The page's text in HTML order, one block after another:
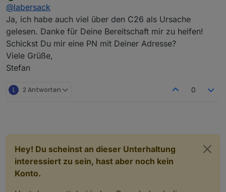
anfällig für das "C26-Problem".
Kannst sie mir schicken.
Offline
@labersack
Ja, ich habe auch viel über den C26 als Ursache
gelesen. Danke für Deine Bereitschaft mir zu helfen!
Schickst Du mir eine PN mit Deiner Adresse?
Viele Grüße,
Stefan
L 2 Antworten 0
Hey! Du scheinst an dieser Unterhaltung
interessiert zu sein, hast aber noch kein
Konto.